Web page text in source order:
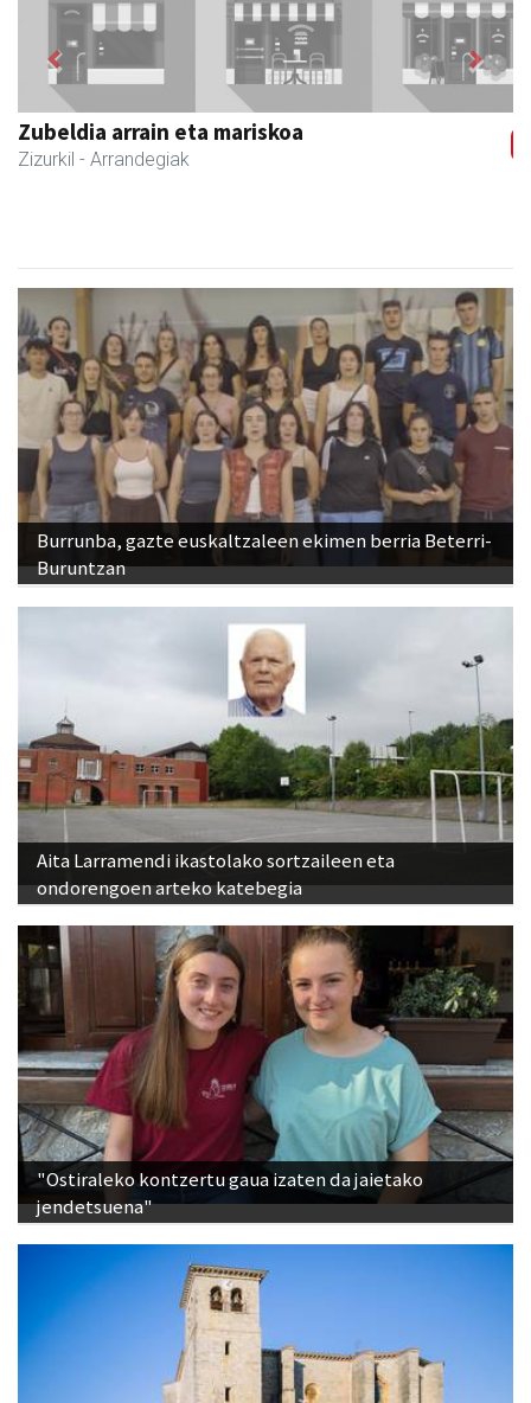
Zubeldia arrain eta mariskoa
Zizurkil - Arrandegiak
Previous Next
Burrunba, gazte euskaltzaleen ekimen berria Beterri-
Buruntzan
Aita Larramendi ikastolako sortzaileen eta
ondorengoen arteko katebegia
"Ostiraleko kontzertu gaua izaten da jaietako
jendetsuena"